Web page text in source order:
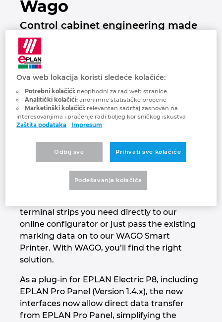
Wago
Control cabinet engineering made
easy thanks to CAE interfaces
Increasing energy efficiency in your
engineering process: Our EPLAN interface
makes digitizing your engineering process
terminal strips you need directly to our
online configurator or just pass the existing
marking data on to our WAGO Smart
Printer. With WAGO, you’ll find the right
solution.
As a plug-in for EPLAN Electric P8, including
EPLAN Pro Panel (Version 1.4.x), the new
interfaces now allow direct data transfer
from EPLAN Pro Panel, simplifying the
Tehnologija gradnje
Izveštaji korisnika
Konfiguracija
EPLAN Data Portal
EPLAN Education za učionice
EPLAN Education za studente
EPLAN Collaboration Apps
Brunei
Bugarska
Češka
Čile
Danska
Grčka
Holandija
Hrvatska
Indija
Indonezija
Ova web lokacija koristi sledeće kolačiće:
Potrebni kolačići:neophodni za rad web stranice
Analitički kolačići:anonimne statističke procene
Marketinški kolačići:relevantan sadržaj zasnovan na
interesovanjima i praćenje radi boljeg korisničkog iskustva
Zaštita podataka
Impresum
Odbij sve Prihvati sve kolačiće
Podešavanja kolačića